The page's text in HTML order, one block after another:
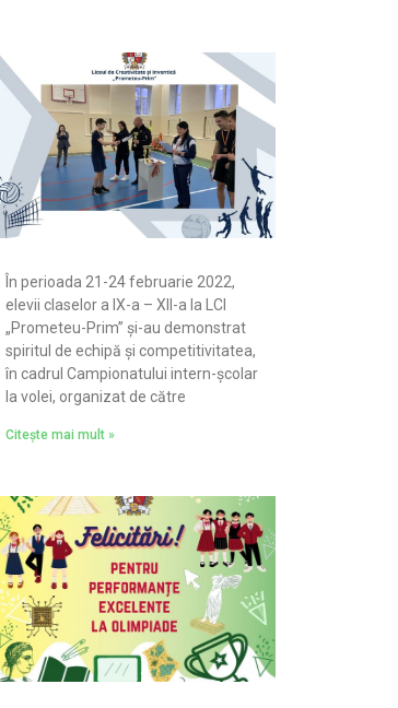
În perioada 21-24 februarie 2022,
elevii claselor a IX-a – XII-a la LCI
„Prometeu-Prim” și-au demonstrat
spiritul de echipă și competitivitatea,
în cadrul Campionatului intern-școlar
la volei, organizat de către
Citește mai mult »